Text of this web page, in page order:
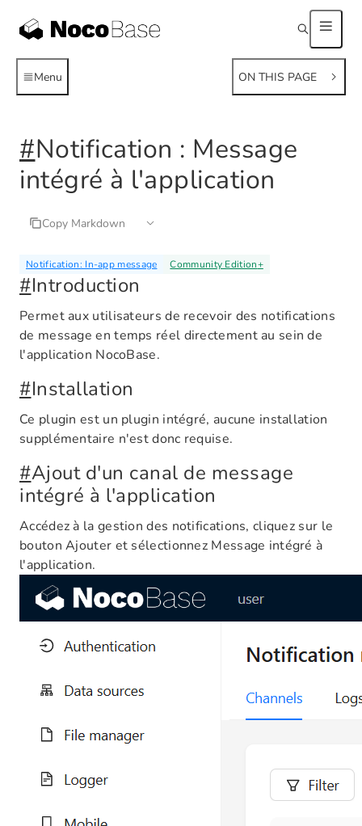
Menu ON THIS PAGE
#Notification : Message
intégré à l'application
Copy Markdown
Notification: In-app message Community Edition+
#Introduction
Permet aux utilisateurs de recevoir des notifications
de message en temps réel directement au sein de
l'application NocoBase.
#Installation
Ce plugin est un plugin intégré, aucune installation
supplémentaire n'est donc requise.
#Ajout d'un canal de message
intégré à l'application
Accédez à la gestion des notifications, cliquez sur le
bouton Ajouter et sélectionnez Message intégré à
l'application.